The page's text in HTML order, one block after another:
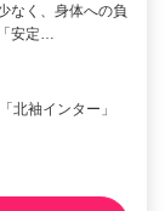
なく、身体への負
安定…
北袖インター」